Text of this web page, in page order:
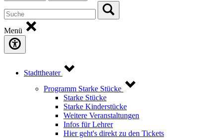
Menü
Stadttheater
Programm Starke Stücke
Starke Stücke
Starke Kinderstücke
Weitere Veranstaltungen
Infos für Lehrer
Hier geht's direkt zu den Tickets